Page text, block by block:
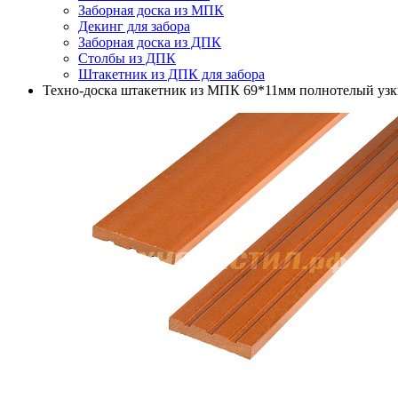
Заборная доска из МПК
Декинг для забора
Заборная доска из ДПК
Столбы из ДПК
Штакетник из ДПК для забора
Техно-доска штакетник из МПК 69*11мм полнотелый